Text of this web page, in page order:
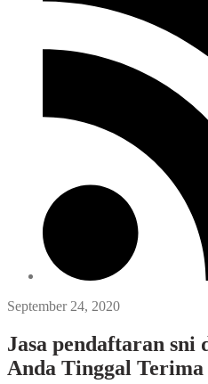
September 24, 2020
Jasa pendaftaran sni
Anda Tinggal Terima